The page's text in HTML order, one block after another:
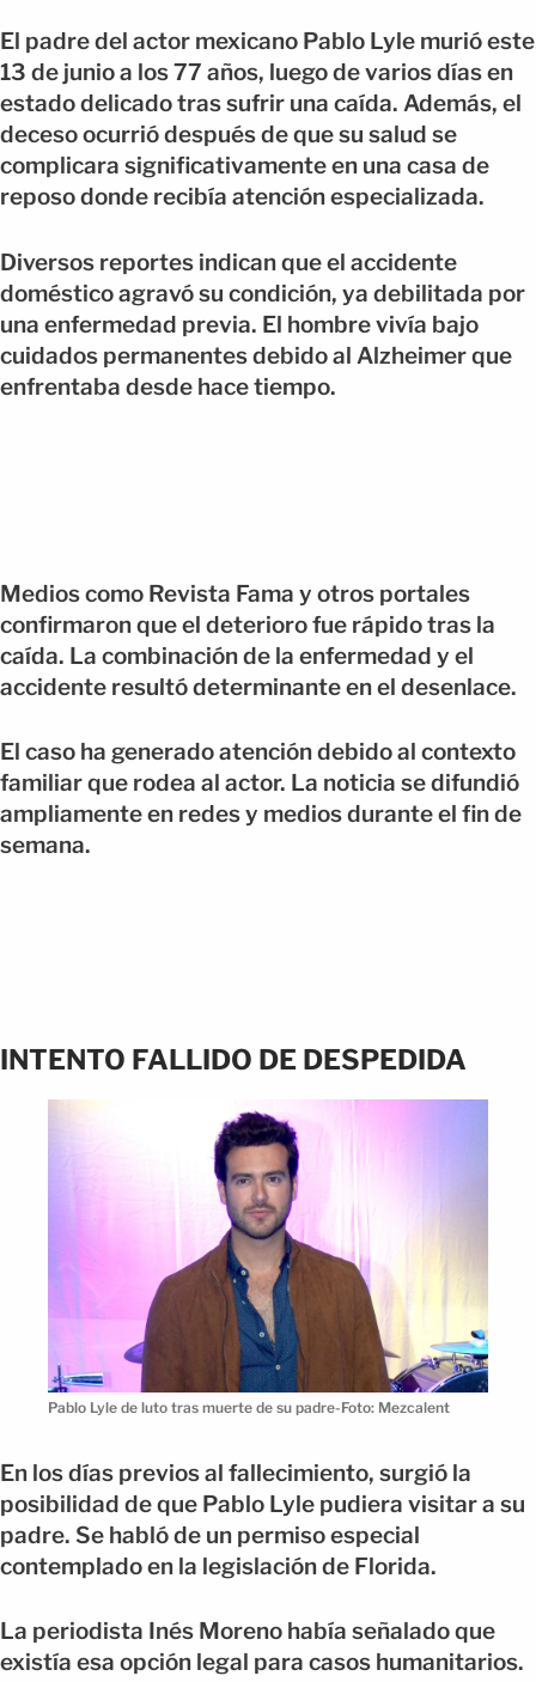
El padre del actor mexicano Pablo Lyle murió este
13 de junio a los 77 años, luego de varios días en
estado delicado tras sufrir una caída. Además, el
deceso ocurrió después de que su salud se
complicara significativamente en una casa de
reposo donde recibía atención especializada.
Diversos reportes indican que el accidente
doméstico agravó su condición, ya debilitada por
una enfermedad previa. El hombre vivía bajo
cuidados permanentes debido al Alzheimer que
enfrentaba desde hace tiempo.
Medios como Revista Fama y otros portales
confirmaron que el deterioro fue rápido tras la
caída. La combinación de la enfermedad y el
accidente resultó determinante en el desenlace.
El caso ha generado atención debido al contexto
familiar que rodea al actor. La noticia se difundió
ampliamente en redes y medios durante el fin de
semana.
INTENTO FALLIDO DE DESPEDIDA
Pablo Lyle de luto tras muerte de su padre-Foto: Mezcalent
En los días previos al fallecimiento, surgió la
posibilidad de que Pablo Lyle pudiera visitar a su
padre. Se habló de un permiso especial
contemplado en la legislación de Florida.
La periodista Inés Moreno había señalado que
existía esa opción legal para casos humanitarios.